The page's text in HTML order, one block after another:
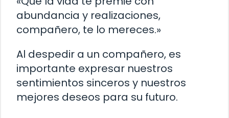
abundancia y realizaciones,
compañero, te lo mereces.»
Al despedir a un compañero, es
importante expresar nuestros
sentimientos sinceros y nuestros
mejores deseos para su futuro.